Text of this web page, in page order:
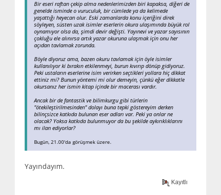
Bir eseri raftan çekip alma nedenlerimizden biri kapaksa, diğeri de
genelde isminde o vuruculuk, bir cümlede ya da kelimede
yaşattığı heyecan olur. Eski zamanlarda konu içeriğini direk
söyleyen, süsten uzak isimler eserlerin okura ulaşımında büyük rol
oynamıyor olsa da, şimdi devir değişti. Yayınevi ve yazar sayısının
çokluğu ele alınırsa artık yazar okuruna ulaşmak için onu her
açıdan tavlamak zorunda.
Böyle diyoruz ama, bazen okuru tavlamak için öyle isimler
kullanılıyor ki bırakın etkilenmeyi, burun kıvırıp dönüp gidiyoruz.
Peki ustaların eserlerine isim verirken seçtikleri yollara hiç dikkat
ettiniz mi? Bunun yöntemi mi olur demeyin, çünkü eğer dikkatle
okursanız her ismin kitap içinde bir macerası vardır.
Ancak bir de fantastik ve bilimkurgu gibi türlerin
"ötekileştirilmesinden" dolayı buna tepki göstereyim derken
bilinçsizce katkıda bulunan eser adları var. Peki ya onlar ne
olacak? Yoksa katkıda bulunmuyor da bu şekilde aykırıklıklarını
mı ilan ediyorlar?
Bugün, 21.00'da görüşmek üzere.
Yayındayım.
Kayıtlı